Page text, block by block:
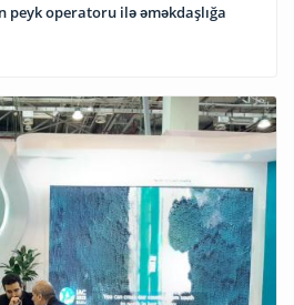
peyk operatoru ilə əməkdaşlığa